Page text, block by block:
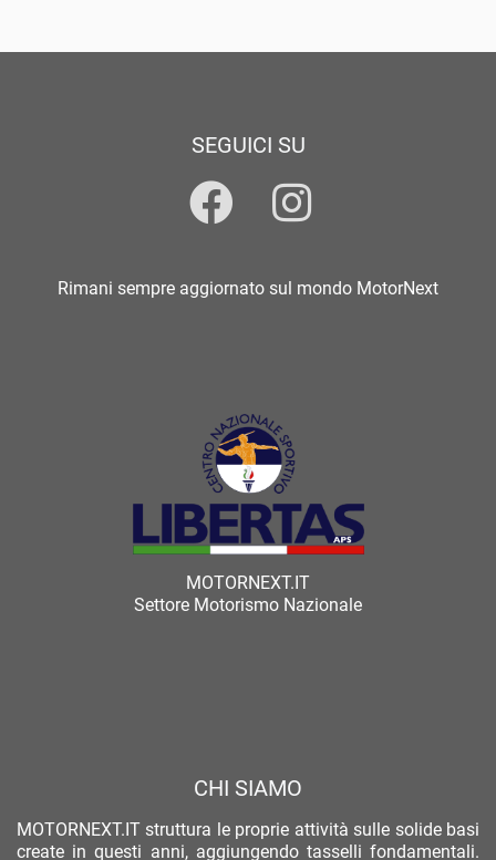
SEGUICI SU
Rimani sempre aggiornato sul mondo MotorNext
MOTORNEXT.IT
Settore Motorismo Nazionale
CHI SIAMO
MOTORNEXT.IT struttura le proprie attività sulle solide basi
create in questi anni, aggiungendo tasselli fondamentali.